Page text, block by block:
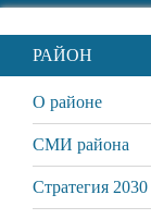
РАЙОН
О районе
СМИ района
Стратегия 2030